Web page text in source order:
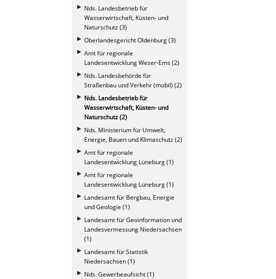
Nds. Landesbetrieb für
Wasserwirtschaft, Küsten- und
Naturschutz (3)
Oberlandesgericht Oldenburg (3)
Amt für regionale
Landesentwicklung Weser-Ems (2)
Nds. Landesbehörde für
Straßenbau und Verkehr (mobil) (2)
Nds. Landesbetrieb für
Wasserwirtschaft, Küsten- und
Naturschutz (2)
Nds. Ministerium für Umwelt,
Energie, Bauen und Klimaschutz (2)
Amt für regionale
Landesentwicklung Lüneburg (1)
Amt für regionale
Landesentwicklung Lüneburg (1)
Landesamt für Bergbau, Energie
und Geologie (1)
Landesamt für Geoinformation und
Landesvermessung Niedersachsen
(1)
Landesamt für Statistik
Niedersachsen (1)
Nds. Gewerbeaufsicht (1)